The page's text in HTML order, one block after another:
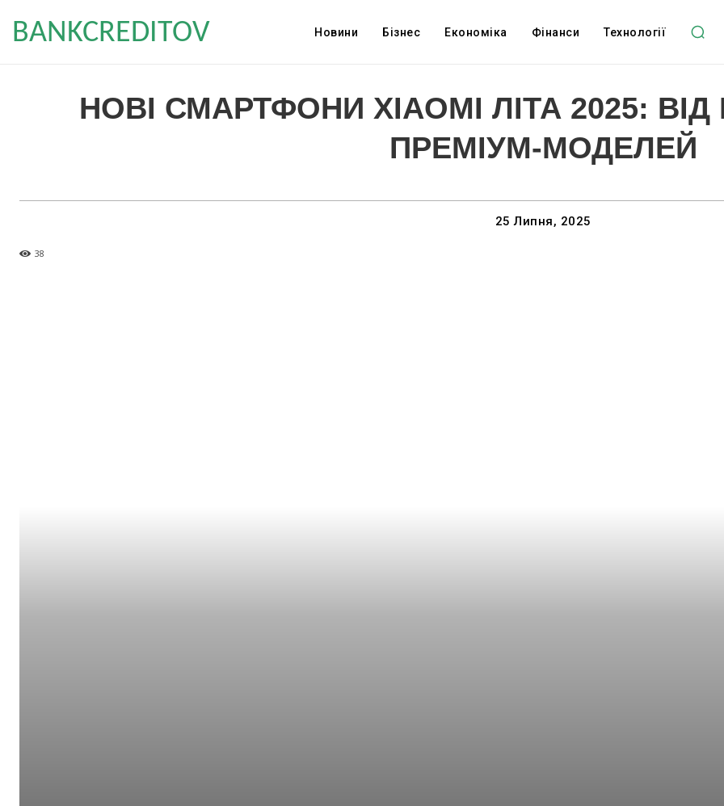
BANKCREDITOV Новини Бізнес Економіка Фінанси Технології
НОВІ СМАРТФОНИ XIAOMI ЛІТА 2025:
ПРЕМІУМ-МОДЕЛЕЙ
25 Липня, 2025
38